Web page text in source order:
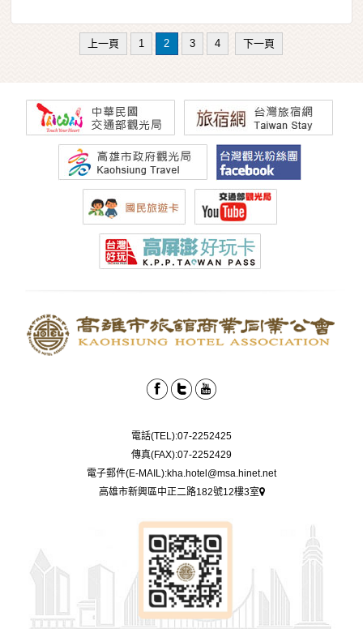
上一頁 1 2 3 4 下一頁
電話(TEL):07-2252425
傳真(FAX):07-2252429
電子郵件(E-MAIL):kha.hotel@msa.hinet.net
高雄市新興區中正二路182號12樓3室